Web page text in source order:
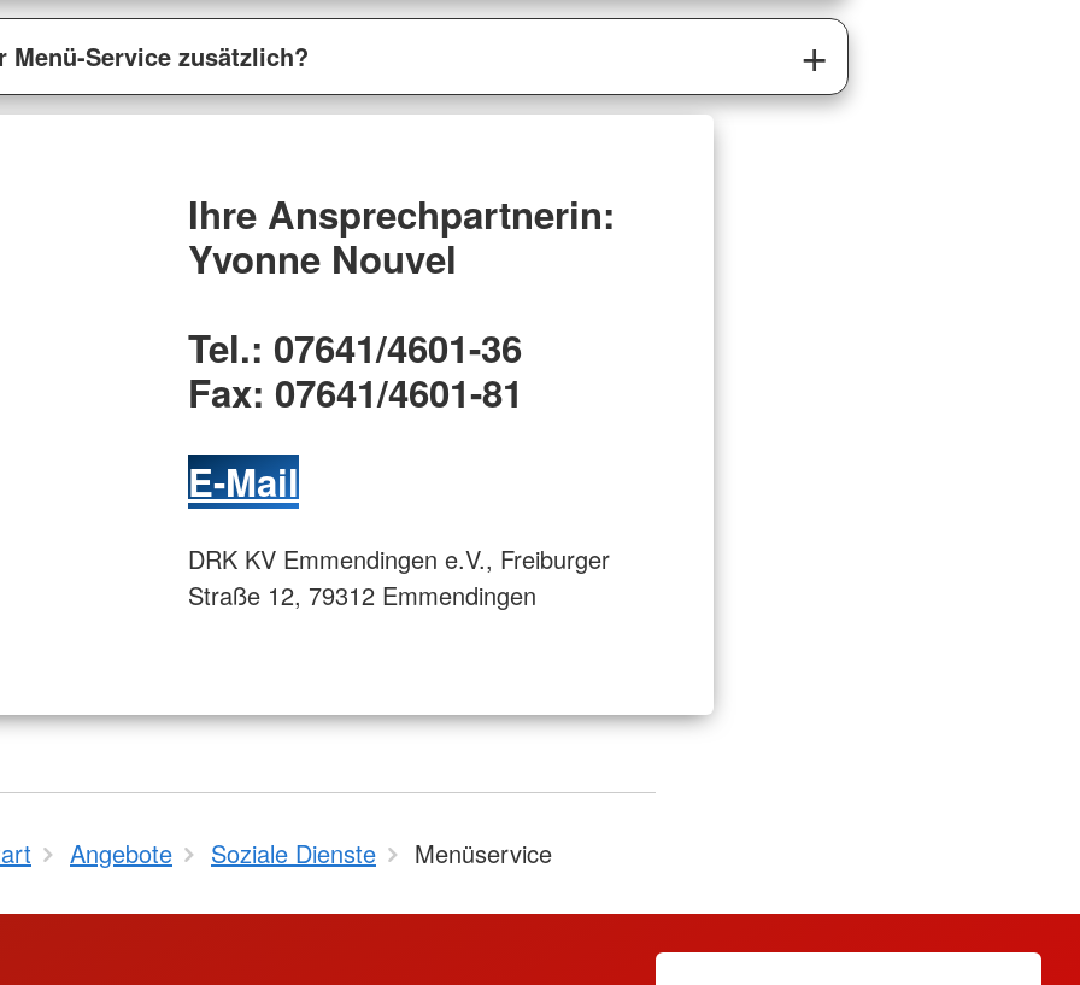
Menü-Service zusätzlich?
Ihre Ansprechpartnerin:
Yvonne Nouvel
Tel.: 07641/4601-36
Fax: 07641/4601-81
E-Mail
DRK KV Emmendingen e.V., Freiburger
Straße 12, 79312 Emmendingen
Angebote Soziale Dienste Menüservice